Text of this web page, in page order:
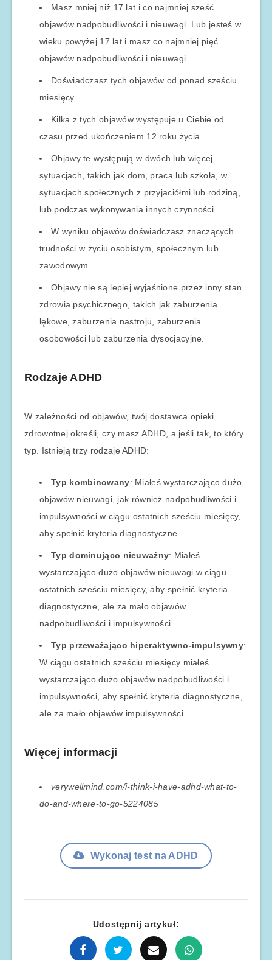
Masz mniej niż 17 lat i co najmniej sześć
objawów nadpobudliwości i nieuwagi. Lub jesteś w
wieku powyżej 17 lat i masz co najmniej pięć
objawów nadpobudliwości i nieuwagi.
Doświadczasz tych objawów od ponad sześciu
miesięcy.
Kilka z tych objawów występuje u Ciebie od
czasu przed ukończeniem 12 roku życia.
Objawy te występują w dwóch lub więcej
sytuacjach, takich jak dom, praca lub szkoła, w
sytuacjach społecznych z przyjaciółmi lub rodziną,
lub podczas wykonywania innych czynności.
W wyniku objawów doświadczasz znaczących
trudności w życiu osobistym, społecznym lub
zawodowym.
Objawy nie są lepiej wyjaśnione przez inny stan
zdrowia psychicznego, takich jak zaburzenia
lękowe, zaburzenia nastroju, zaburzenia
osobowości lub zaburzenia dysocjacyjne.
Rodzaje ADHD
W zależności od objawów, twój dostawca opieki
zdrowotnej określi, czy masz ADHD, a jeśli tak, to który
typ. Istnieją trzy rodzaje ADHD:
Typ kombinowany: Miałeś wystarczająco dużo
objawów nieuwagi, jak również nadpobudliwości i
impulsywności w ciągu ostatnich sześciu miesięcy,
aby spełnić kryteria diagnostyczne.
Typ dominująco nieuważny: Miałeś
wystarczająco dużo objawów nieuwagi w ciągu
ostatnich sześciu miesięcy, aby spełnić kryteria
diagnostyczne, ale za mało objawów
nadpobudliwości i impulsywności.
Typ przeważająco hiperaktywno-impulsywny:
W ciągu ostatnich sześciu miesięcy miałeś
wystarczająco dużo objawów nadpobudliwości i
impulsywności, aby spełnić kryteria diagnostyczne,
ale za mało objawów impulsywności.
Więcej informacji
verywellmind.com/i-think-i-have-adhd-what-to-
do-and-where-to-go-5224085
Wykonaj test na ADHD
Udostępnij artykuł: